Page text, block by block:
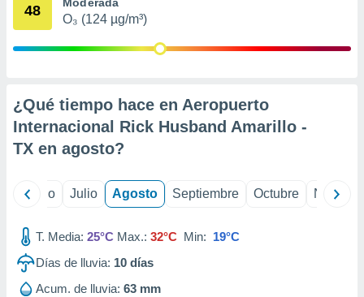
publicidad
publicidad
1199
48
O₃ (124 µg/m³)
¿Qué tiempo hace en Aeropuerto
Internacional Rick Husband Amarillo -
TX en agosto?
Junio Julio Agosto Septiembre Octubre
T. Media: 25°C Max.: 32°C Min: 19°C
Días de lluvia: 10 días
Acum. de lluvia: 63 mm